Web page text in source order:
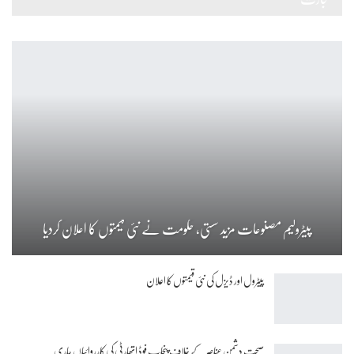
پیٹرولیم مصنوعات مزید سستی، حکومت نے نئی قیمتوں کا اعلان کردیا
پیٹرول اور ڈیزل کی نئی قیمتوں کا اعلان
صحت دشمن عناصر کے خلاف پنجاب فوڈ اتھارٹی کی کارروائیاں جاری